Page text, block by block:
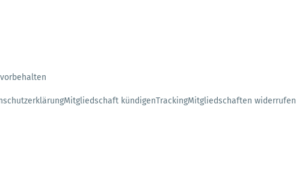
Mitgliedschaft kündigenTrackingMitgliedschaften widerrufen